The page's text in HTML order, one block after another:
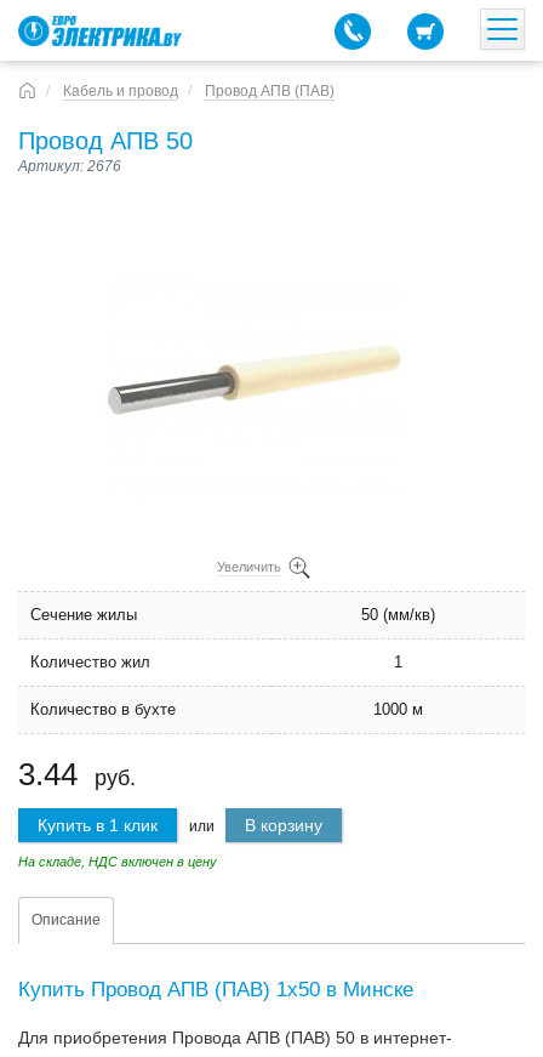
Кабель и провод Провод АПВ (ПАВ)
Провод АПВ 50
Артикул: 2676
Увеличить
Сечение жилы 50 (мм/кв)
Количество жил 1
Количество в бухте 1000 м
3.44 руб.
Купить в 1 клик или В корзину
На складе, НДС включен в цену
Описание
Купить Провод АПВ (ПАВ) 1х50 в Минске
Для приобретения Провода АПВ (ПАВ) 50 в интернет-